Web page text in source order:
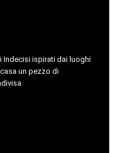
Indecisi ispirati dai luoghi
un pezzo di